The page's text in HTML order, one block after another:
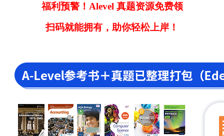
福利预警！Alevel 真题资源免费领
扫码就能拥有，助你轻松上岸！